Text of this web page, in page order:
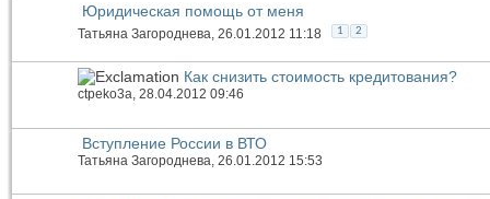
Юридическая помощь от меня
Татьяна Загороднева, 26.01.2012 11:18 1 2
Как снизить стоимость кредитования?
ctpeko3a, 28.04.2012 09:46
Вступление России в ВТО
Татьяна Загороднева , 26.01.2012 15:53